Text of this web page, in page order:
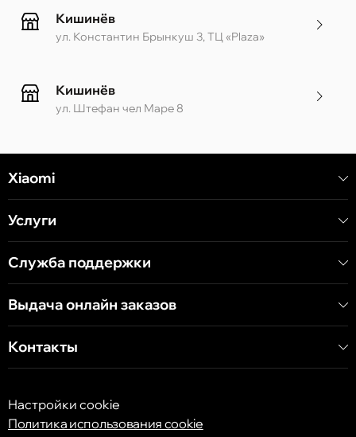
Кишинёв
ул. Константин Брынкуш 3, ТЦ «Plaza»
Кишинёв
ул. Штефан чел Маре 8
Кишинёв
ул. Арборилор 21, CC «Shopping MallDova»
Xiaomi
Услуги
Служба поддержки
Выдача онлайн заказов
Контакты
Настройки cookie
Политика использования cookie